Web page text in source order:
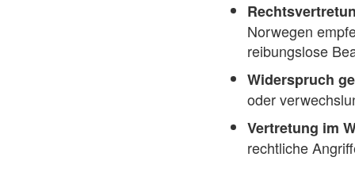
Norwegen
reibungslose
Widerspruch
oder
Vertretung im
rechtliche